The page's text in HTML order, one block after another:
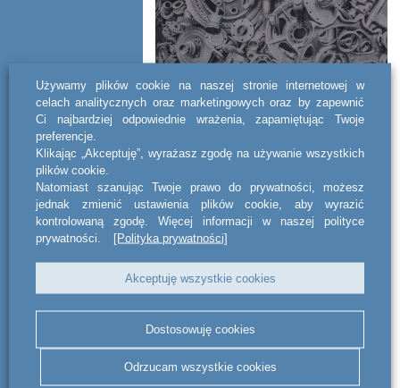
Reprezentacja spółki
Impexmetal
reprezentuje klienta w
międzynarodowym sporze dotyczącym
dochodzenia roszczeń przeciwko
gwarantowi, tj. spółce z siedzibą na
Używamy plików cookie na naszej stronie internetowej w
celach analitycznych oraz marketingowych oraz by zapewnić
Ci najbardziej odpowiednie wrażenia, zapamiętując Twoje
preferencje.
Klikając „Akceptuję”, wyrażasz zgodę na używanie wszystkich
plików cookie.
Natomiast szanując Twoje prawo do prywatności, możesz
jednak zmienić ustawienia plików cookie, aby wyrazić
kontrolowaną zgodę. Więcej informacji w naszej polityce
prywatności.
[Polityka prywatności]
Akceptuję wszystkie cookies
Dostosowuję cookies
Odrzucam wszystkie cookies